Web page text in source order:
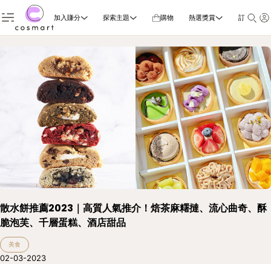
加入賺分 探索主題 購物 熱選獎賞 訂閱雜誌
散水餅推薦2023｜高質人氣推介！焙茶麻糬撻、流心曲奇、酥
脆泡芙、千層蛋糕、酒店甜品
美食
02-03-2023